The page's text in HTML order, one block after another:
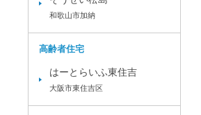
和歌山市加納
高齢者住宅
はーとらいふ東住吉
大阪市東住吉区